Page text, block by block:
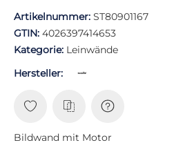
Artikelnummer: ST80901167
GTIN: 4026397414653
Kategorie: Leinwände
Hersteller:
Bildwand mit Motor